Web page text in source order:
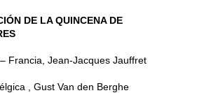
DE LA QUINCENA DE
Francia, Jean-Jacques Jauffret
, Gust Van den Berghe